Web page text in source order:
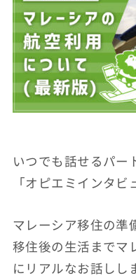
いつでも話せるパー
「オピエミインタビ
マレーシア移住の準
移住後の生活までマ
にリアルなお話しし